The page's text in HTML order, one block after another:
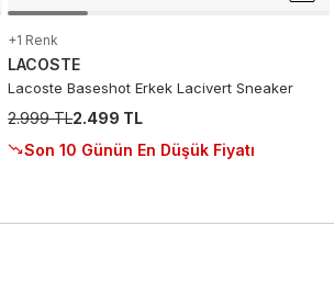
+1 Renk
LACOSTE
Lacoste Baseshot Erkek Lacivert Sneaker
2.999 TL2.499 TL
Son 10 Günün En Düşük Fiyatı